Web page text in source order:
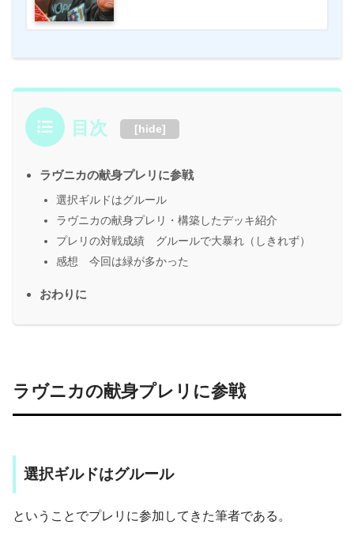
目次 [hide]
ラヴニカの献身プレリに参戦
選択ギルドはグルール
ラヴニカの献身プレリ・構築したデッキ紹介
プレリの対戦成績 グルールで大暴れ（しきれず）
感想 今回は緑が多かった
おわりに
ラヴニカの献身プレリに参戦
選択ギルドはグルール
ということでプレリに参加してきた筆者である。